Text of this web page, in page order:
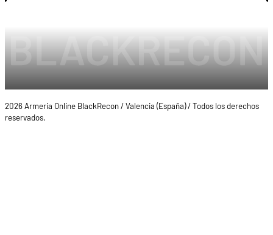
2026 Armeria Online BlackRecon / Valencia (España) / Todos los derechos
reservados.